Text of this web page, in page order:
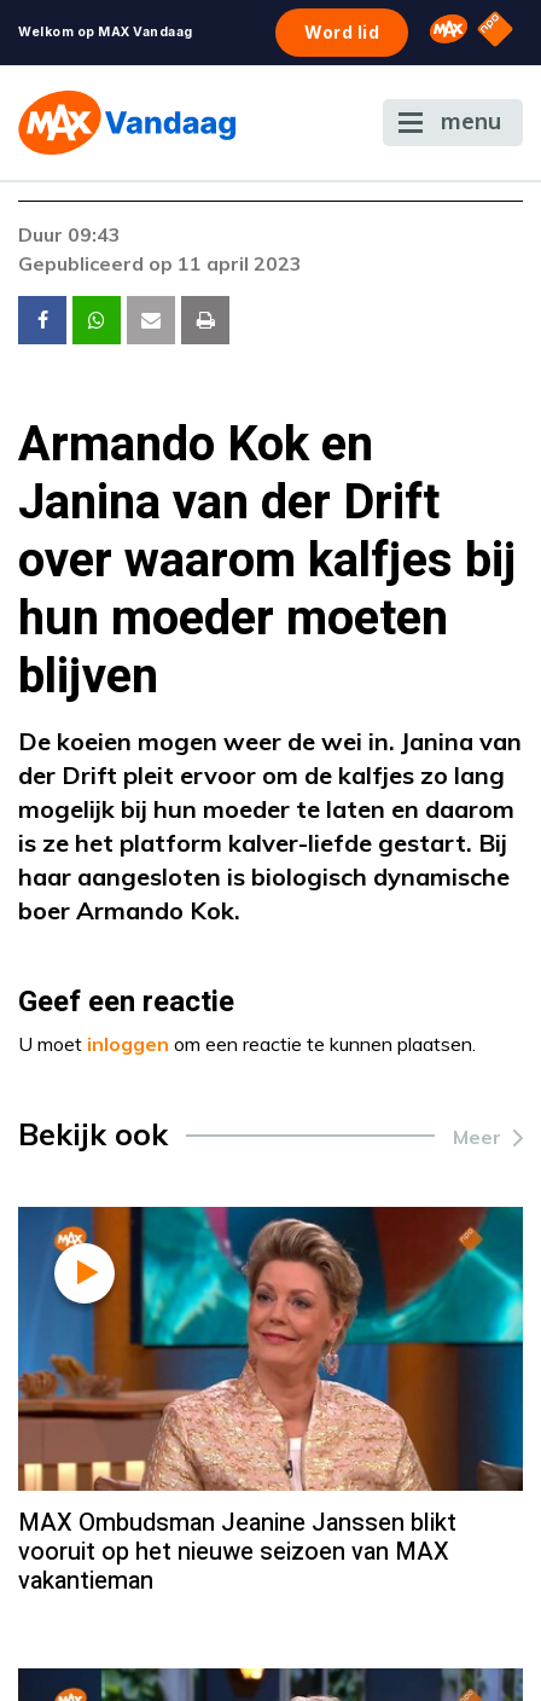
Welkom op MAX Vandaag Word lid Omroep
NPO
menu
De gewenste stream is op dit moment niet
voordoen, neem dan contact op met onze
klantenservice.
Duur 09:43
Gepubliceerd op 11 april 2023
Armando Kok en
Janina van der Drift
over waarom kalfjes bij
hun moeder moeten
blijven
De koeien mogen weer de wei in. Janina van
der Drift pleit ervoor om de kalfjes zo lang
mogelijk bij hun moeder te laten en daarom
is ze het platform kalver-liefde gestart. Bij
haar aangesloten is biologisch dynamische
boer Armando Kok.
Geef een reactie
U moet inloggen om een reactie te kunnen plaatsen.
Bekijk ook Meer
MAX Ombudsman Jeanine Janssen blikt
vooruit op het nieuwe seizoen van MAX
vakantieman